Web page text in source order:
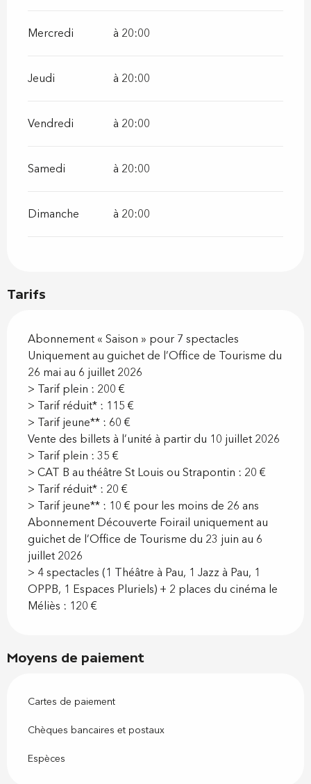
Mercredi à 20:00
Jeudi à 20:00
Vendredi à 20:00
Samedi à 20:00
Dimanche à 20:00
Tarifs
Abonnement « Saison » pour 7 spectacles
Uniquement au guichet de l’Office de Tourisme du
26 mai au 6 juillet 2026
> Tarif plein : 200 €
> Tarif réduit* : 115 €
> Tarif jeune** : 60 €
Vente des billets à l’unité à partir du 10 juillet 2026
> Tarif plein : 35 €
> CAT B au théâtre St Louis ou Strapontin : 20 €
> Tarif réduit* : 20 €
> Tarif jeune** : 10 € pour les moins de 26 ans
Abonnement Découverte Foirail uniquement au
guichet de l’Office de Tourisme du 23 juin au 6
juillet 2026
> 4 spectacles (1 Théâtre à Pau, 1 Jazz à Pau, 1
OPPB, 1 Espaces Pluriels) + 2 places du cinéma le
Méliès : 120 €
Moyens de paiement
Cartes de paiement
Chèques bancaires et postaux
Espèces